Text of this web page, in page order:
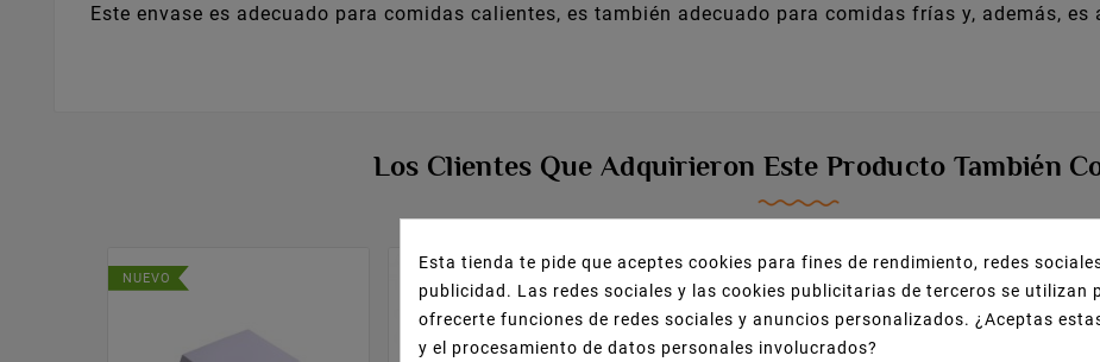
Este envase es adecuado para comidas calientes, es también adecuado para comidas frías y, además, es
Los Clientes Que Adquirieron Este Producto También
NUEVO
Esta tienda te pide que aceptes cookies para fines de rendimiento, redes
publicidad. Las redes sociales y las cookies publicitarias de terceros se utilizan
ofrecerte funciones de redes sociales y anuncios personalizados. ¿Aceptas
y el procesamiento de datos personales involucrados?